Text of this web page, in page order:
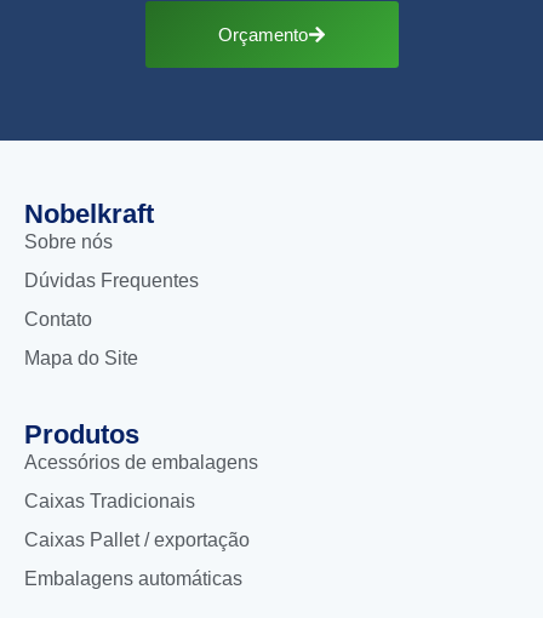
Orçamento
Nobelkraft
Sobre nós
Dúvidas Frequentes
Contato
Mapa do Site
Produtos
Acessórios de embalagens
Caixas Tradicionais
Caixas Pallet / exportação
Embalagens automáticas